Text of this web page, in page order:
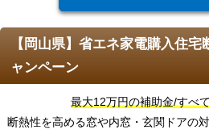
【岡山県】省エネ家電購入住
ャンペーン
最大12万円の補助金/すべ
断熱性を高める窓や内窓・玄関ドアの